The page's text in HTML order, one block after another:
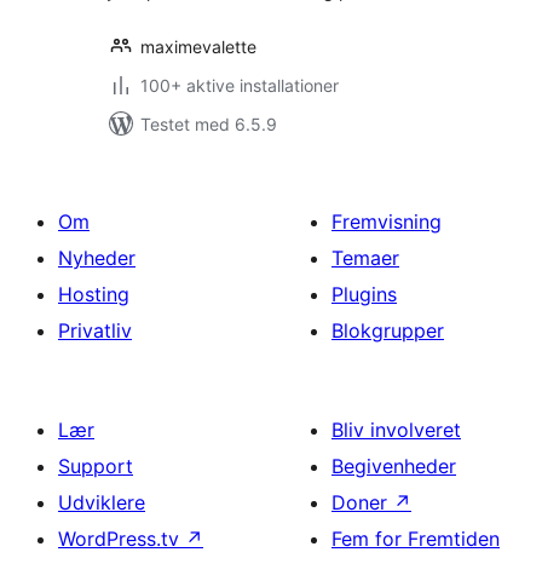
maximevalette
100+ aktive installationer
Testet med 6.5.9
Om
Nyheder
Hosting
Privatliv
Fremvisning
Temaer
Plugins
Blokgrupper
Lær
Support
Udviklere
WordPress.tv ↗
Bliv involveret
Begivenheder
Doner ↗
Fem for Fremtiden